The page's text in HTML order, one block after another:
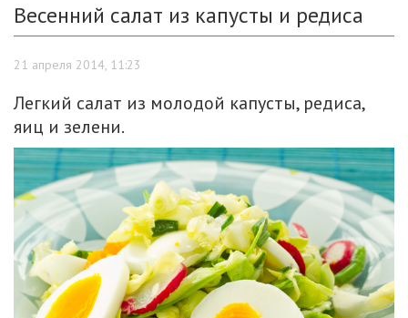
Весенний салат из капусты и редиса
21 апреля 2014, 11:23
Легкий салат из молодой капусты, редиса,
яиц и зелени.